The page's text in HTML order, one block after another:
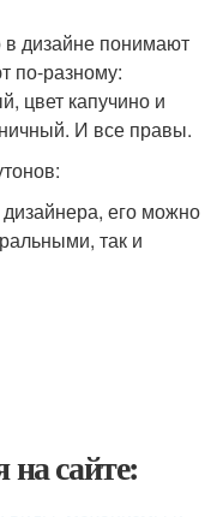
в дизайне понимают
по-разному:
цвет капучино и
И все правы.
его можно
так и
сайте: